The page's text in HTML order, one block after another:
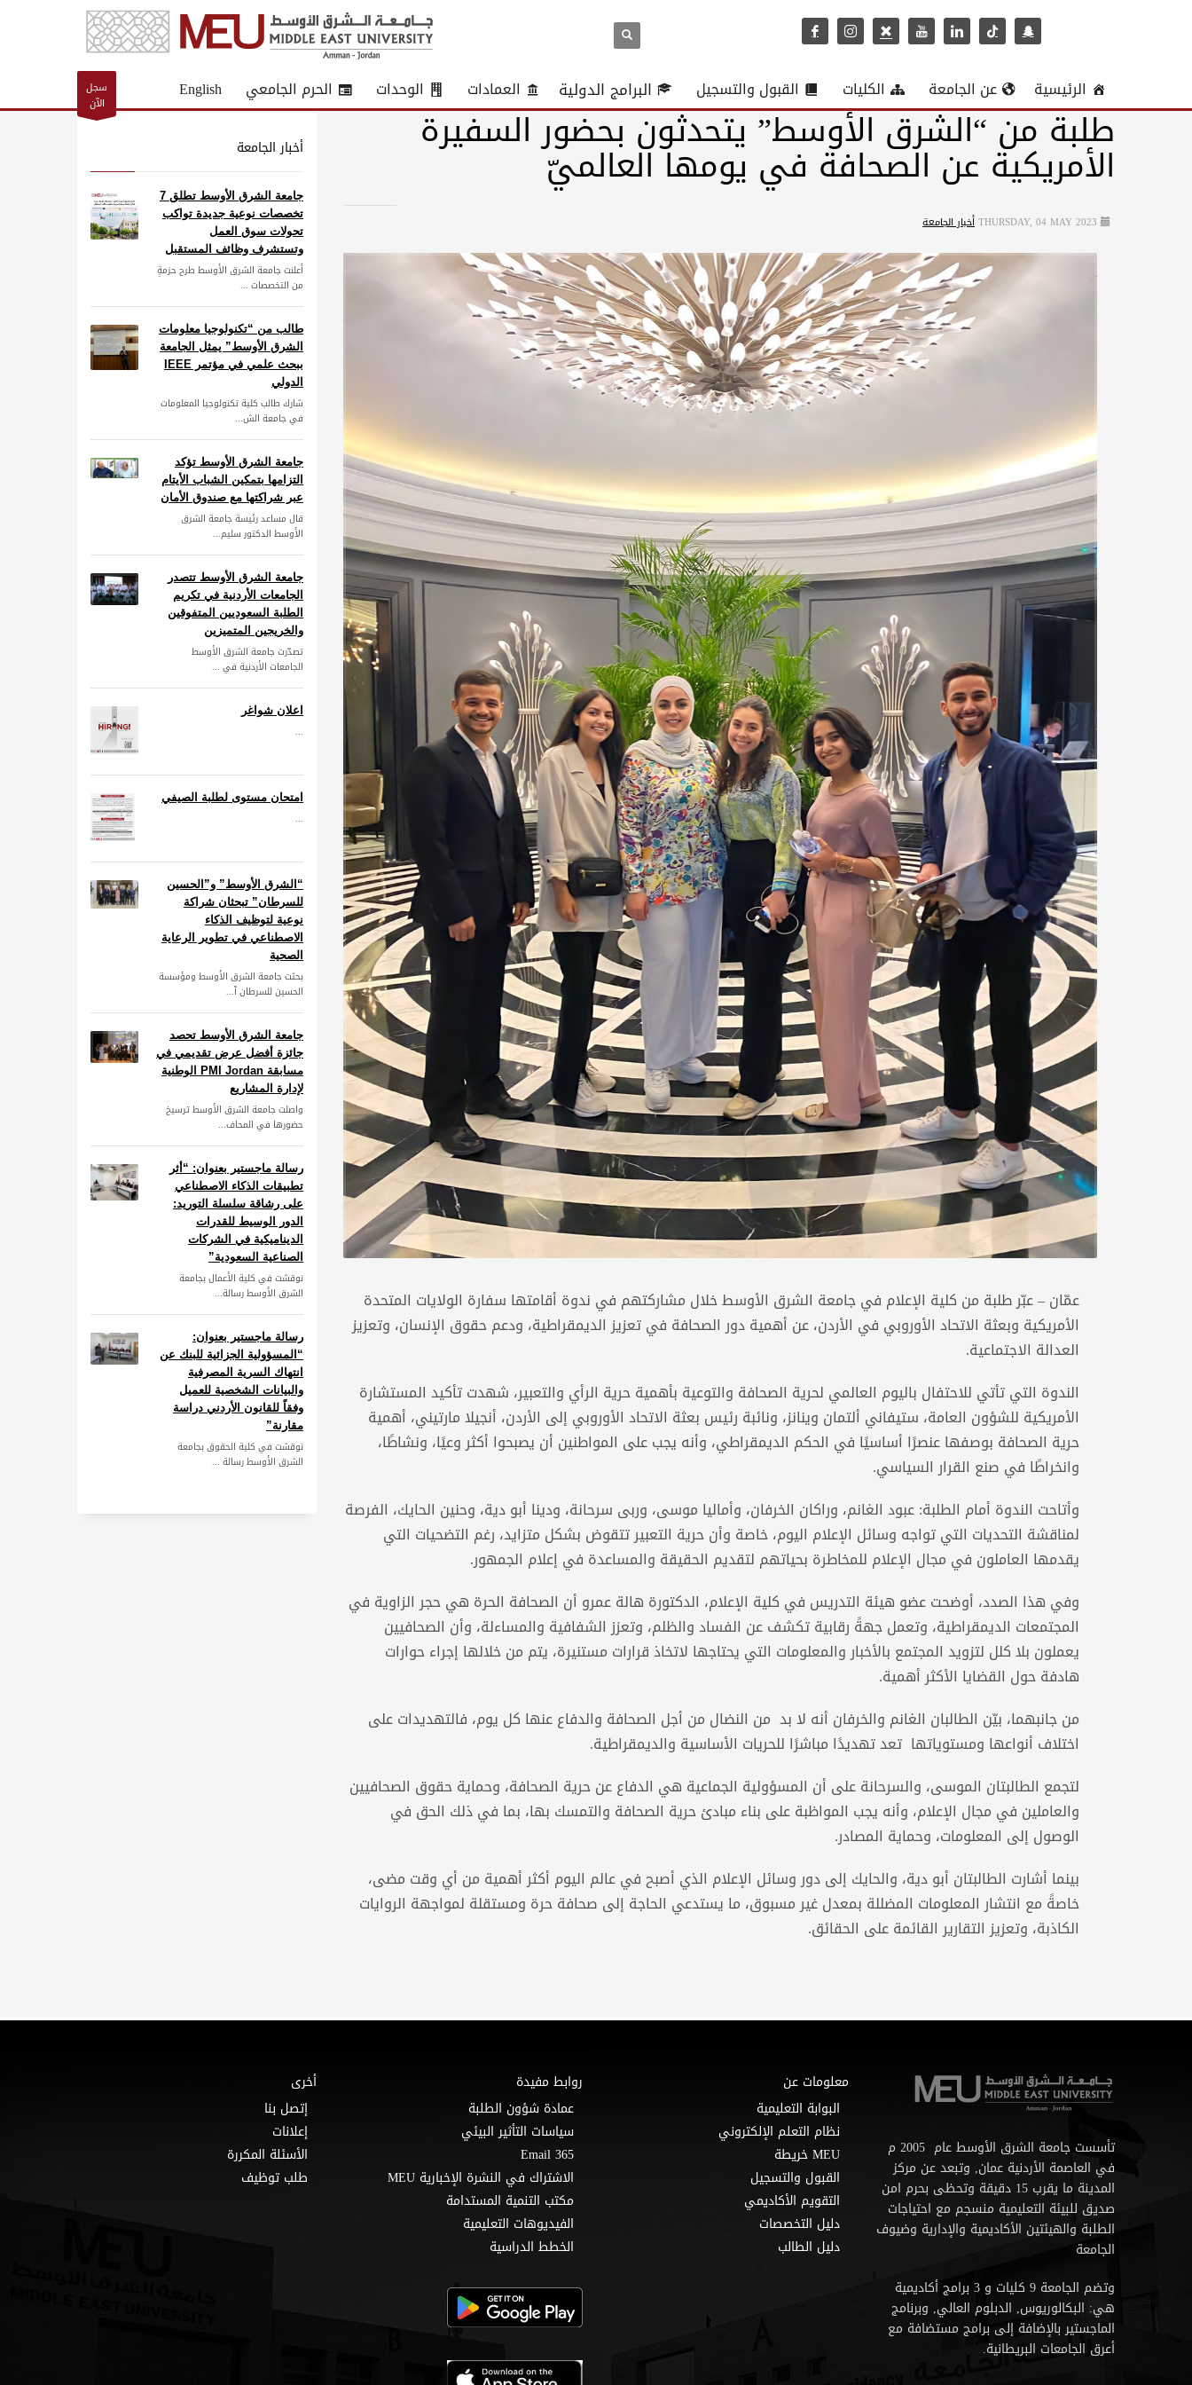
الرئيسية عن الجامعة الكليات القبول والتسجيل البرامج الدولية العمادات الوحدات الحرم الجامعي English
سجل
الآن
طلبة من “الشرق الأوسط” يتحدثون بحضور السفيرة
الأمريكية عن الصحافة في يومها العالميّ
THURSDAY, 04 MAY 2023أخبار الجامعة
عمّان – عبّر طلبة من كلية الإعلام في جامعة الشرق الأوسط خلال مشاركتهم في ندوة أقامتها سفارة الولايات المتحدة
الأمريكية وبعثة الاتحاد الأوروبي في الأردن، عن أهمية دور الصحافة في تعزيز الديمقراطية، ودعم حقوق الإنسان، وتعزيز
العدالة الاجتماعية.
الندوة التي تأتي للاحتفال باليوم العالمي لحرية الصحافة والتوعية بأهمية حرية الرأي والتعبير، شهدت تأكيد المستشارة
الأمريكية للشؤون العامة، ستيفاني ألتمان وينانز، ونائبة رئيس بعثة الاتحاد الأوروبي إلى الأردن، أنجيلا مارتيني، أهمية
حرية الصحافة بوصفها عنصرًا أساسيًا في الحكم الديمقراطي، وأنه يجب على المواطنين أن يصبحوا أكثر وعيًا، ونشاطًا،
وانخراطًا في صنع القرار السياسي.
وأتاحت الندوة أمام الطلبة: عبود الغانم، وراكان الخرفان، وأماليا موسى، وربى سرحانة، ودينا أبو دية، وحنين الحايك، الفرصة
لمناقشة التحديات التي تواجه وسائل الإعلام اليوم، خاصة وأن حرية التعبير تتقوض بشكل متزايد، رغم التضحيات التي
يقدمها العاملون في مجال الإعلام للمخاطرة بحياتهم لتقديم الحقيقة والمساعدة في إعلام الجمهور.
وفي هذا الصدد، أوضحت عضو هيئة التدريس في كلية الإعلام، الدكتورة هالة عمرو أن الصحافة الحرة هي حجر الزاوية في
المجتمعات الديمقراطية، وتعمل جهةً رقابية تكشف عن الفساد والظلم، وتعزز الشفافية والمساءلة، وأن الصحافيين
يعملون بلا كلل لتزويد المجتمع بالأخبار والمعلومات التي يحتاجها لاتخاذ قرارات مستنيرة، يتم من خلالها إجراء حوارات
هادفة حول القضايا الأكثر أهمية.
من جانبهما، بيّن الطالبان الغانم والخرفان أنه لا بد من النضال من أجل الصحافة والدفاع عنها كل يوم، فالتهديدات على
اختلاف أنواعها ومستوياتها تعد تهديدًا مباشرًا للحريات الأساسية والديمقراطية.
لتجمع الطالبتان الموسى، والسرحانة على أن المسؤولية الجماعية هي الدفاع عن حرية الصحافة، وحماية حقوق الصحافيين
والعاملين في مجال الإعلام، وأنه يجب المواظبة على بناء مبادئ حرية الصحافة والتمسك بها، بما في ذلك الحق في
الوصول إلى المعلومات، وحماية المصادر.
بينما أشارت الطالبتان أبو دية، والحايك إلى دور وسائل الإعلام الذي أصبح في عالم اليوم أكثر أهمية من أي وقت مضى،
خاصةً مع انتشار المعلومات المضللة بمعدل غير مسبوق، ما يستدعي الحاجة إلى صحافة حرة ومستقلة لمواجهة الروايات
الكاذبة، وتعزيز التقارير القائمة على الحقائق.
أخبار الجامعة
جامعة الشرق الأوسط تطلق 7
تخصصات نوعية جديدة تواكب
تحولات سوق العمل
وتستشرف وظائف المستقبل
أعلنت جامعة الشرق الأوسط طرح حزمةٍ
من التخصصات ...
طالب من “تكنولوجيا معلومات
الشرق الأوسط” يمثل الجامعة
ببحث علمي في مؤتمر IEEE
الدولي
شارك طالب كلية تكنولوجيا المعلومات
في جامعة الش...
جامعة الشرق الأوسط تؤكد
التزامها بتمكين الشباب الأيتام
عبر شراكتها مع صندوق الأمان
قال مساعد رئيسة جامعة الشرق
الأوسط الدكتور سليم...
جامعة الشرق الأوسط تتصدر
الجامعات الأردنية في تكريم
الطلبة السعوديين المتفوقين
والخريجين المتميزين
تصدّرت جامعة الشرق الأوسط
الجامعات الأردنية في ...
اعلان شواغر
...
امتحان مستوى لطلبة الصيفي
...
“الشرق الأوسط” و”الحسين
للسرطان” تبحثان شراكة
نوعية لتوظيف الذكاء
الاصطناعي في تطوير الرعاية
الصحية
بحثت جامعة الشرق الأوسط ومؤسسة
الحسين للسرطان آ...
جامعة الشرق الأوسط تحصد
جائزة أفضل عرض تقديمي في
مسابقة PMI Jordan الوطنية
لإدارة المشاريع
واصلت جامعة الشرق الأوسط ترسيخ
حضورها في المحاف...
رسالة ماجستير بعنوان: “أثر
تطبيقات الذكاء الاصطناعي
على رشاقة سلسلة التوريد:
الدور الوسيط للقدرات
الديناميكية في الشركات
الصناعية السعودية”
نوقشت في كلية الأعمال بجامعة
الشرق الأوسط رسالة...
رسالة ماجستير بعنوان:
“المسؤولية الجزائية للبنك عن
انتهاك السرية المصرفية
والبيانات الشخصية للعميل
وفقاً للقانون الأردني دراسة
مقارنة”
نوقشت في كلية الحقوق بجامعة
الشرق الأوسط رسالة ...
تأسست جامعة الشرق الأوسط عام 2005 م
في العاصمة الأردنية عمان, وتبعد عن مركز
المدينة ما يقرب 15 دقيقة وتحظى بحرم امن
صديق للبيئة التعليمية منسجم مع احتياجات
الطلبة والهيئتين الأكاديمية والإدارية وضيوف
الجامعة
وتضم الجامعة 9 كليات و 3 برامج أكاديمية
هي: البكالوريوس, الدبلوم العالي, وبرنامج
الماجستير بالإضافة إلى برامج مستضافة مع
أعرق الجامعات البريطانية.
معلومات عن
البوابة التعليمية
نظام التعلم الإلكتروني
MEU خريطة
القبول والتسجيل
التقويم الأكاديمي
دليل التخصصات
دليل الطالب
روابط مفيدة
عمادة شؤون الطلبة
سياسات التأثير البيئي
Email 365
الاشتراك في النشرة الإخبارية MEU
مكتب التنمية المستدامة
الفيديوهات التعليمية
الخطط الدراسية
أخرى
إتصل بنا
إعلانات
الأسئلة المكررة
طلب توظيف